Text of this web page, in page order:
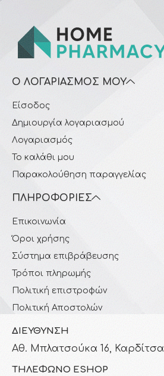
Ο ΛΟΓΑΡΙΑΣΜΌΣ ΜΟΥ
Είσοδος
Δημιουργία λογαριασμού
Λογαριασμός
Το καλάθι μου
Παρακολούθηση παραγγελίας
ΠΛΗΡΟΦΟΡΊΕΣ
Επικοινωνία
Όροι χρήσης
Σύστημα επιβράβευσης
Τρόποι πληρωμής
Πολιτική επιστροφών
Πολιτική Αποστολών
ΔΙΕΎΘΥΝΣΗ
Αθ. Μπλατσούκα 16, Καρδίτσα
ΤΗΛΈΦΩΝΟ ESHOP